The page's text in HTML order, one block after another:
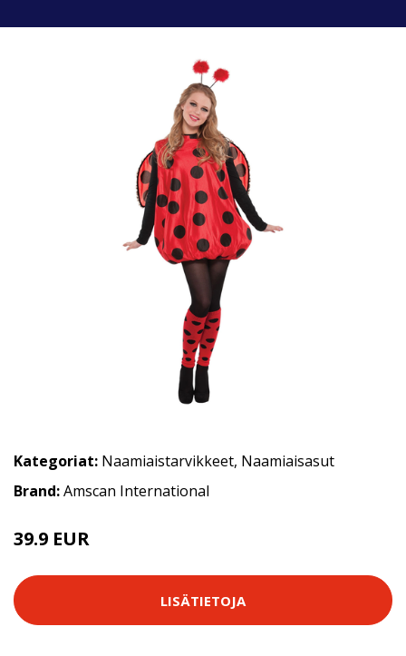
Kategoriat: Naamiaistarvikkeet, Naamiaisasut
Brand:Amscan International
39.9 EUR
LISÄTIETOJA